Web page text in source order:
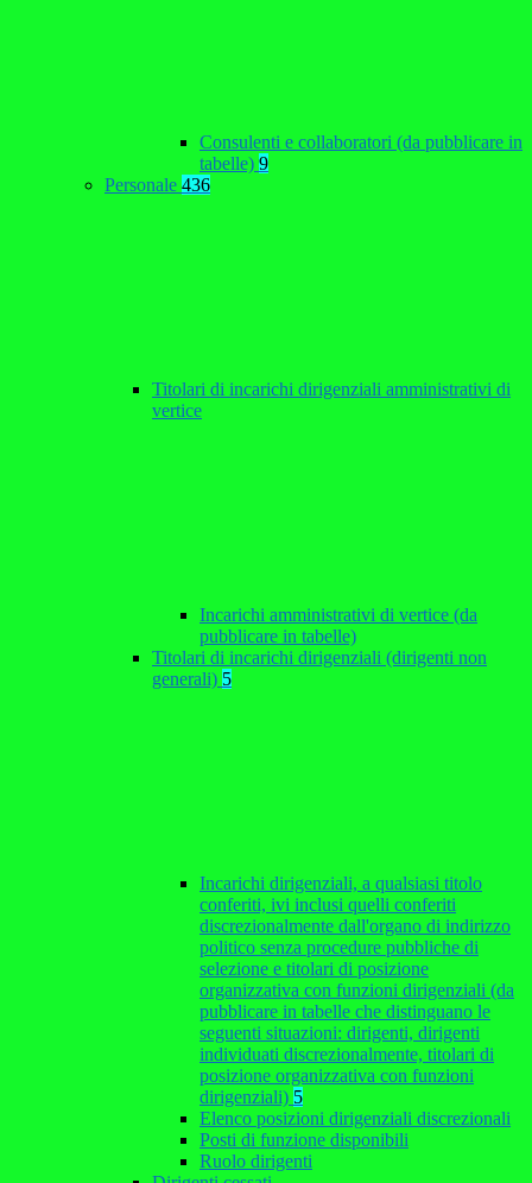
Consulenti e collaboratori (da pubblicare in
tabelle) 9
Personale 436
Titolari di incarichi dirigenziali amministrativi di
vertice
Incarichi amministrativi di vertice (da
pubblicare in tabelle)
Titolari di incarichi dirigenziali (dirigenti non
generali) 5
Incarichi dirigenziali, a qualsiasi titolo
conferiti, ivi inclusi quelli conferiti
discrezionalmente dall'organo di indirizzo
politico senza procedure pubbliche di
selezione e titolari di posizione
organizzativa con funzioni dirigenziali (da
pubblicare in tabelle che distinguano le
seguenti situazioni: dirigenti, dirigenti
individuati discrezionalmente, titolari di
posizione organizzativa con funzioni
dirigenziali) 5
Elenco posizioni dirigenziali discrezionali
Posti di funzione disponibili
Ruolo dirigenti